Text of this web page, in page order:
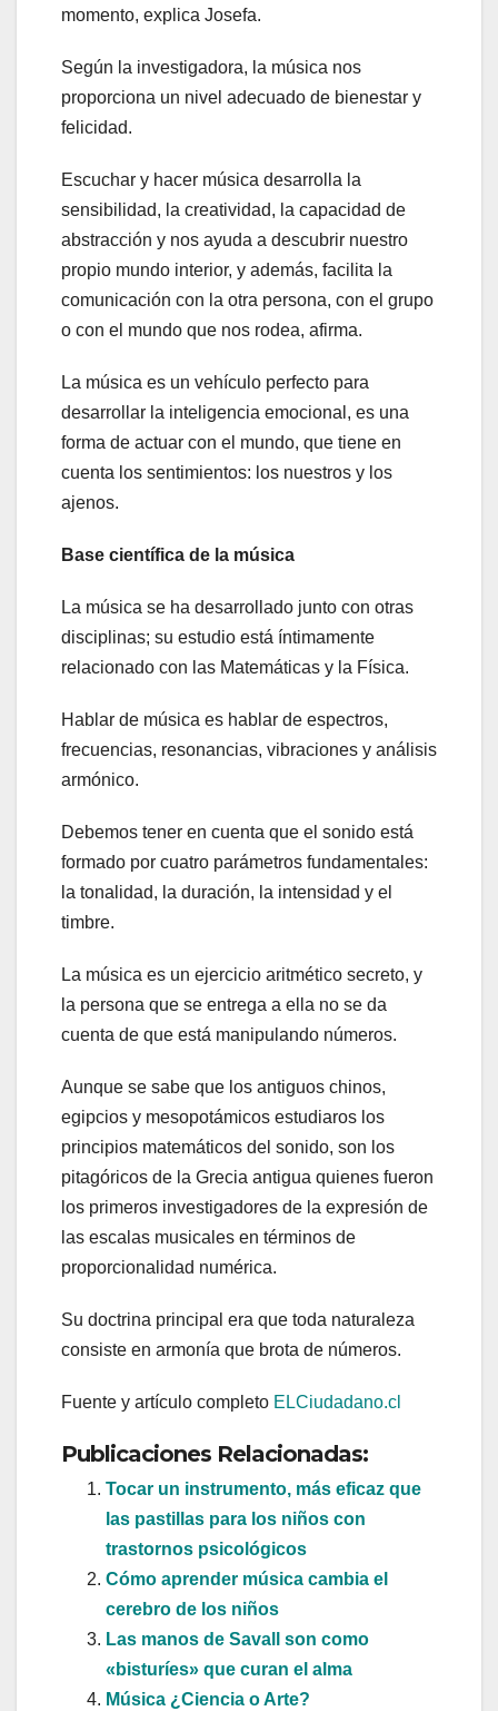
momento, explica Josefa.
Según la investigadora, la música nos
proporciona un nivel adecuado de bienestar y
felicidad.
Escuchar y hacer música desarrolla la
sensibilidad, la creatividad, la capacidad de
abstracción y nos ayuda a descubrir nuestro
propio mundo interior, y además, facilita la
comunicación con la otra persona, con el grupo
o con el mundo que nos rodea, afirma.
La música es un vehículo perfecto para
desarrollar la inteligencia emocional, es una
forma de actuar con el mundo, que tiene en
cuenta los sentimientos: los nuestros y los
ajenos.
Base científica de la música
La música se ha desarrollado junto con otras
disciplinas; su estudio está íntimamente
relacionado con las Matemáticas y la Física.
Hablar de música es hablar de espectros,
frecuencias, resonancias, vibraciones y análisis
armónico.
Debemos tener en cuenta que el sonido está
formado por cuatro parámetros fundamentales:
la tonalidad, la duración, la intensidad y el
timbre.
La música es un ejercicio aritmético secreto, y
la persona que se entrega a ella no se da
cuenta de que está manipulando números.
Aunque se sabe que los antiguos chinos,
egipcios y mesopotámicos estudiaros los
principios matemáticos del sonido, son los
pitagóricos de la Grecia antigua quienes fueron
los primeros investigadores de la expresión de
las escalas musicales en términos de
proporcionalidad numérica.
Su doctrina principal era que toda naturaleza
consiste en armonía que brota de números.
Fuente y artículo completo ELCiudadano.cl
Publicaciones Relacionadas:
Tocar un instrumento, más eficaz que
las pastillas para los niños con
trastornos psicológicos
Cómo aprender música cambia el
cerebro de los niños
Las manos de Savall son como
«bisturíes» que curan el alma
Música ¿Ciencia o Arte?